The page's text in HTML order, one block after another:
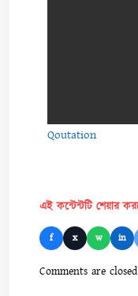
Qoutation
এই কন্টেন্টটি শেয়ার
f x w in
Comments are